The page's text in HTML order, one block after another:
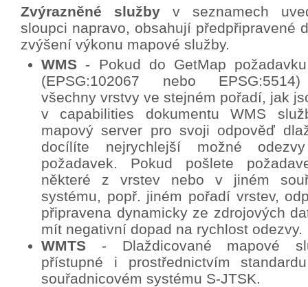
Zvýrazněné služby v seznamech
sloupci napravo, obsahují předpřipravené
zvýšení výkonu mapové služby.
WMS - Pokud do GetMap
(EPSG:102067 nebo
všechny vrstvy ve stejném pořadí, jak
v capabilities dokumentu WMS
mapový server pro svoji odpověď
docílíte nejrychlejší možné
požadavek. Pokud pošlete
některé z vrstev nebo v jiném
systému, popř. jiném pořadí vrstev,
připravena dynamicky ze zdrojových
mít negativní dopad na rychlost odezvy.
WMTS - Dlaždicované mapové
přístupné i prostřednictvím
souřadnicovém systému S-JTSK.